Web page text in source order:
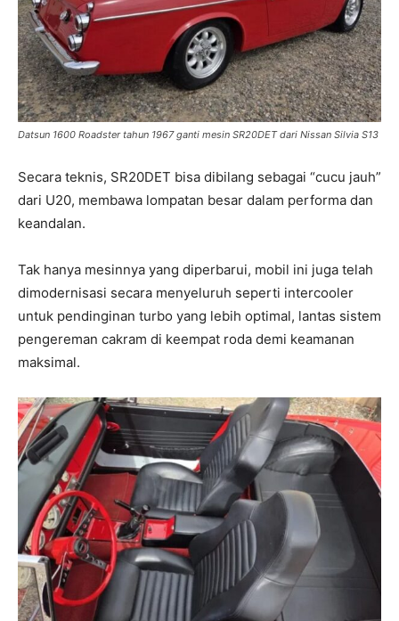
Datsun 1600 Roadster tahun 1967 ganti mesin SR20DET dari Nissan Silvia S13
Secara teknis, SR20DET bisa dibilang sebagai “cucu jauh”
dari U20, membawa lompatan besar dalam performa dan
keandalan.
Tak hanya mesinnya yang diperbarui, mobil ini juga telah
dimodernisasi secara menyeluruh seperti intercooler
untuk pendinginan turbo yang lebih optimal, lantas sistem
pengereman cakram di keempat roda demi keamanan
maksimal.